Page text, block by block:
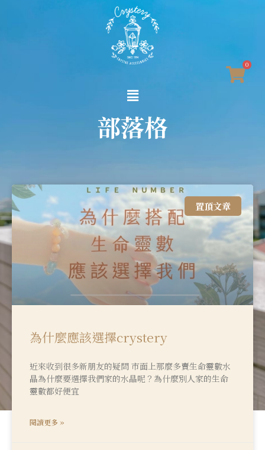
0
部落格
置頂文章
為什麼應該選擇crystery
近來收到很多新朋友的疑問 市面上那麼多賣生命靈數水
晶為什麼要選擇我們家的水晶呢？為什麼別人家的生命
靈數都好便宜
閱讀更多 »